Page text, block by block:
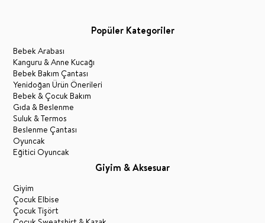
Popüler Kategoriler
Bebek Arabası
Kanguru & Anne Kucağı
Bebek Bakım Çantası
Yenidoğan Ürün Önerileri
Bebek & Çocuk Bakım
Gıda & Beslenme
Suluk & Termos
Beslenme Çantası
Oyuncak
Eğitici Oyuncak
Giyim & Aksesuar
Giyim
Çocuk Elbise
Çocuk Tişört